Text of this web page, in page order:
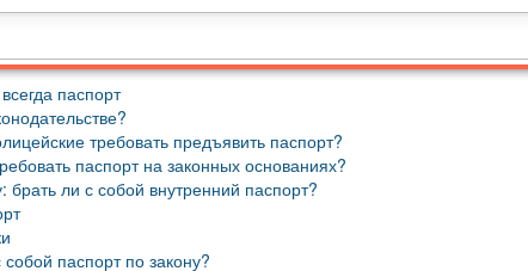
паспорт
требовать предъявить паспорт?
паспорт на законных основаниях?
брать ли с собой внутренний паспорт?
паспорт по закону?